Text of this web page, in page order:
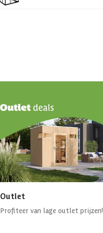
Outlet
Profiteer van lage outlet prijzen!